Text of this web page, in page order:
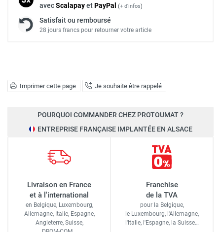
Imprimer cette page Je souhaite être rappelé
avecScalapayetPayPal (+ d'infos)
Satisfait ou remboursé
28 jours francs pour retourner votre article
POURQUOI COMMANDER CHEZ PROTOUMAT ?
ENTREPRISE FRANÇAISE IMPLANTÉE EN ALSACE
Livraison en France
et à l'international
en Belgique, Luxembourg,
Allemagne, Italie, Espagne,
Angleterre, Suisse,
Franchise
de la TVA
pour la Belgique,
le Luxembourg, l'Allemagne,
l'Italie, l'Espagne, la Suisse…